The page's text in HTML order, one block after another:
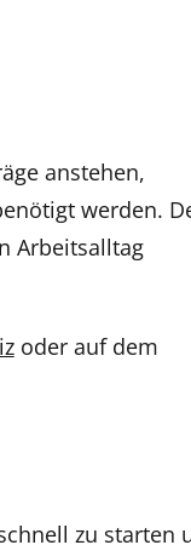
anstehen,
werden.
Arbeitsalltag
oder auf dem
zu starten